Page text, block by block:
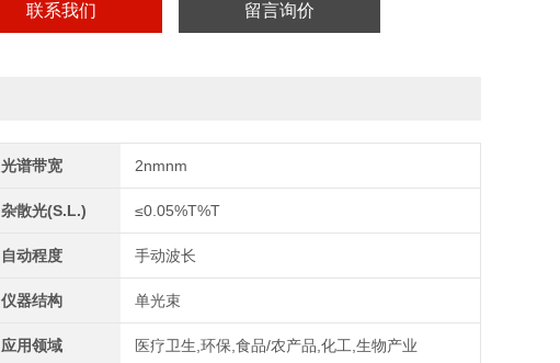
联系我们 留言询价
光谱带宽 2nmnm
杂散光(S.L.) ≤0.05%T%T
自动程度 手动波长
仪器结构 单光束
应用领域 医疗卫生,环保,食品/农产品,化工,生物产业